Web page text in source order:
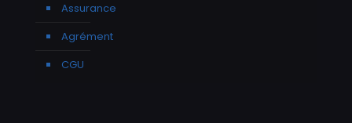
Assurance
Agrément
CGU